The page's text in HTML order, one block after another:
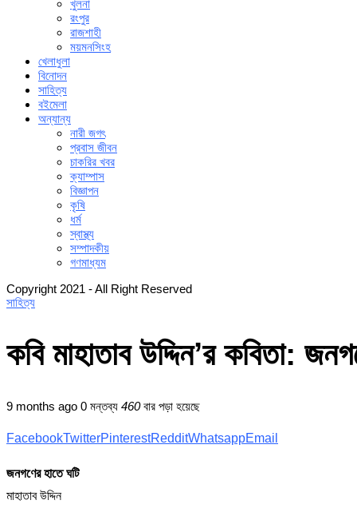
খুলনা
রংপুর
রাজশাহী
ময়মনসিংহ
খেলাধুলা
বিনোদন
সাহিত্য
বইমেলা
অন্যান্য
নারী জগৎ
প্রবাস জীবন
চাকরির খবর
ক্যাম্পাস
বিজ্ঞাপন
কৃষি
ধর্ম
স্বাস্থ্য
সম্পাদকীয়
গণমাধ্যম
Copyright 2021 - All Right Reserved
সাহিত্য
কবি মাহাতাব উদ্দিন’র কবিতা:
9 months ago 0 মন্তব্য 460বার পড়া হয়েছে
FacebookTwitterPinterestRedditWhatsappEmail
জনগণের হাতে ঘটি
মাহাতাব উদ্দিন